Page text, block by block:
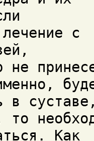
с
не
в
то
Как